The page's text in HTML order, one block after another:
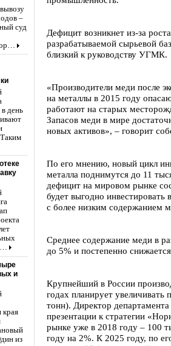
–
суд
день
и
края
из
Дефицит возникнет из-за
разрабатываемой сырьевой
близкий к руководству УГМК.
«Производители меди после
на металлы в 2015 году
работают на старых
Запасов меди в мире
новых активов», – говорит
По его мнению, новый цикл
металла поднимутся до 11
дефицит на мировом рынке
будет выгодно
с более низким содержанием
Среднее содержание меди в
до 5% и постепенно
Крупнейший в России
годах планирует
тонн). Директор
презентации к стратегии
рынке уже в 2018 году – 100
году на 2%. К 2025 году, по